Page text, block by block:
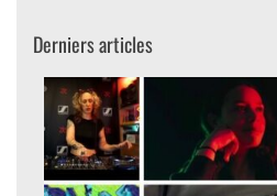
Derniers articles